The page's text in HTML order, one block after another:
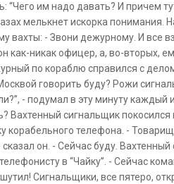
“Чего им надо давать? И причем
мелькнет искорка понимания.
- Звони дежурному. И все
как-никак офицер, а, во-вторых,
по кораблю справился с
говорить буду? Рожи
- подумал в эту минуту каждый
сигнальщик покосился
телефона. -
он. - Сейчас буду.
в “Чайку”. - Сейчас
Сигнальщики, все пятеро,